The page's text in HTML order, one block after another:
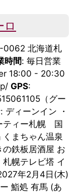
ロ
0062 北海道札
時間: 毎日営業
18:00 - 20:30
GPS:
（グー
: ディーンイン ・
ティー札幌 国
まちゃん温泉
鉄板居酒屋 お
幌テレビ塔 イ
年2月4日(木)
鮨処 有馬 (あ